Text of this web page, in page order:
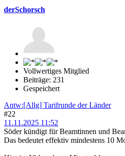
derSchorsch
Vollwertiges Mitglied
Beiträge: 231
Gespeichert
Antw:[Allg] Tarifrunde der Länder
#22
11.11.2025 11:52
Söder kündigt für Beamtinnen und
Das bedeutet effektiv mindestens 10